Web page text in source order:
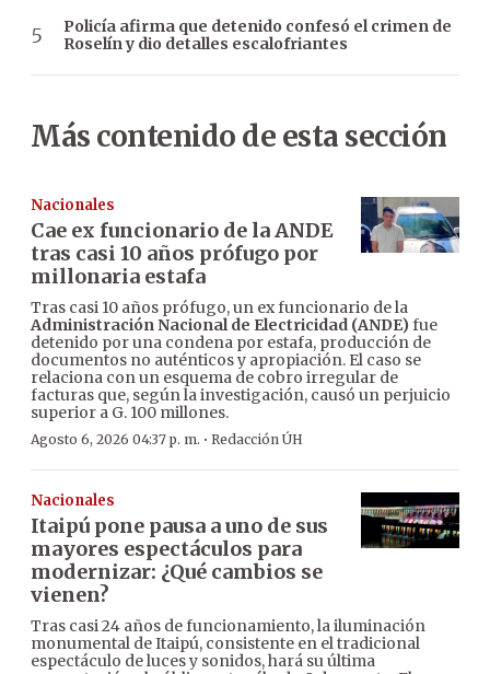
Policía afirma que detenido confesó el crimen de
Roselín y dio detalles escalofriantes
Más contenido de esta sección
Nacionales
Cae ex funcionario de la ANDE
tras casi 10 años prófugo por
millonaria estafa
Tras casi 10 años prófugo, un ex funcionario de la
Administración Nacional de Electricidad (ANDE)fue
detenido por una condena por estafa, producción de
documentos no auténticos y apropiación. El caso se
relaciona con un esquema de cobro irregular de
facturas que, según la investigación, causó un perjuicio
superior a G. 100 millones.
Agosto 6, 2026 04:37 p. m. · Redacción ÚH
Nacionales
Itaipú pone pausa a uno de sus
mayores espectáculos para
modernizar: ¿Qué cambios se
vienen?
Tras casi 24 años de funcionamiento, la iluminación
monumental de Itaipú, consistente en el tradicional
espectáculo de luces y sonidos, hará su última